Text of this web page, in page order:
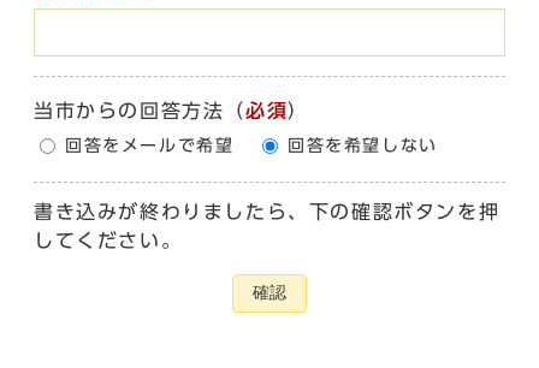
当市からの回答方法 （必須）
回答をメールで希望 回答を希望しない
書き込みが終わりましたら、下の確認ボタンを押
してください。
確認